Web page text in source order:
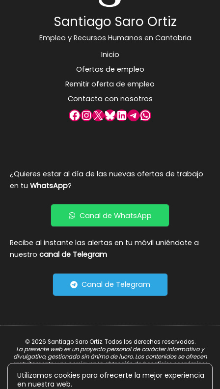
Santiago Saro Ortiz
Empleo y Recursos Humanos en Cantabria
Inicio
Ofertas de empleo
Remitir oferta de empleo
Contacta con nosotros
Facebook
Instagram
X Bluesky
LinkedIn
Telegram
WhatsApp
¿Quieres estar al día de las nuevas ofertas de trabajo
en tu WhatsApp?
Canal de WhatsApp
Recibe al instante las alertas en tu móvil uniéndote a
nuestro canal de Telegram
Canal de Telegram
© 2026 Santiago Saro Ortiz. Todos los derechos reservados.
La presente web es un proyecto personal de carácter informativo y
divulgativo, gestionado sin ánimo de lucro. Los contenidos se ofrecen
gratuitamente y no persiguen la obtención de beneficios económicos.
Utilizamos cookies para ofrecerte la mejor experiencia
en nuestra web.